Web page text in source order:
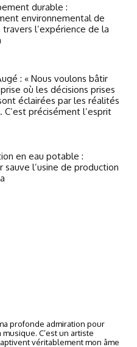
durable :
environnemental de
travers l’expérience de la
: « Nous voulons bâtir
où les décisions prises
éclairées par les réalités
C’est précisément l’esprit
en eau potable :
sauve l’usine de production
profonde admiration pour
C’est un artiste
véritablement mon âme